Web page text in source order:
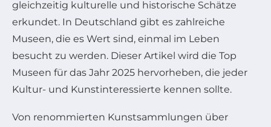
gleichzeitig kulturelle und historische Schätze
erkundet. In Deutschland gibt es zahlreiche
Museen, die es Wert sind, einmal im Leben
besucht zu werden. Dieser Artikel wird die Top
Museen für das Jahr 2025 hervorheben, die jeder
Kultur- und Kunstinteressierte kennen sollte.
Von renommierten Kunstsammlungen über